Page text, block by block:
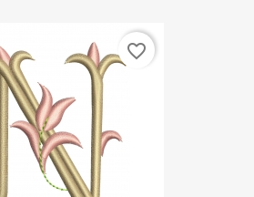
favorite_border